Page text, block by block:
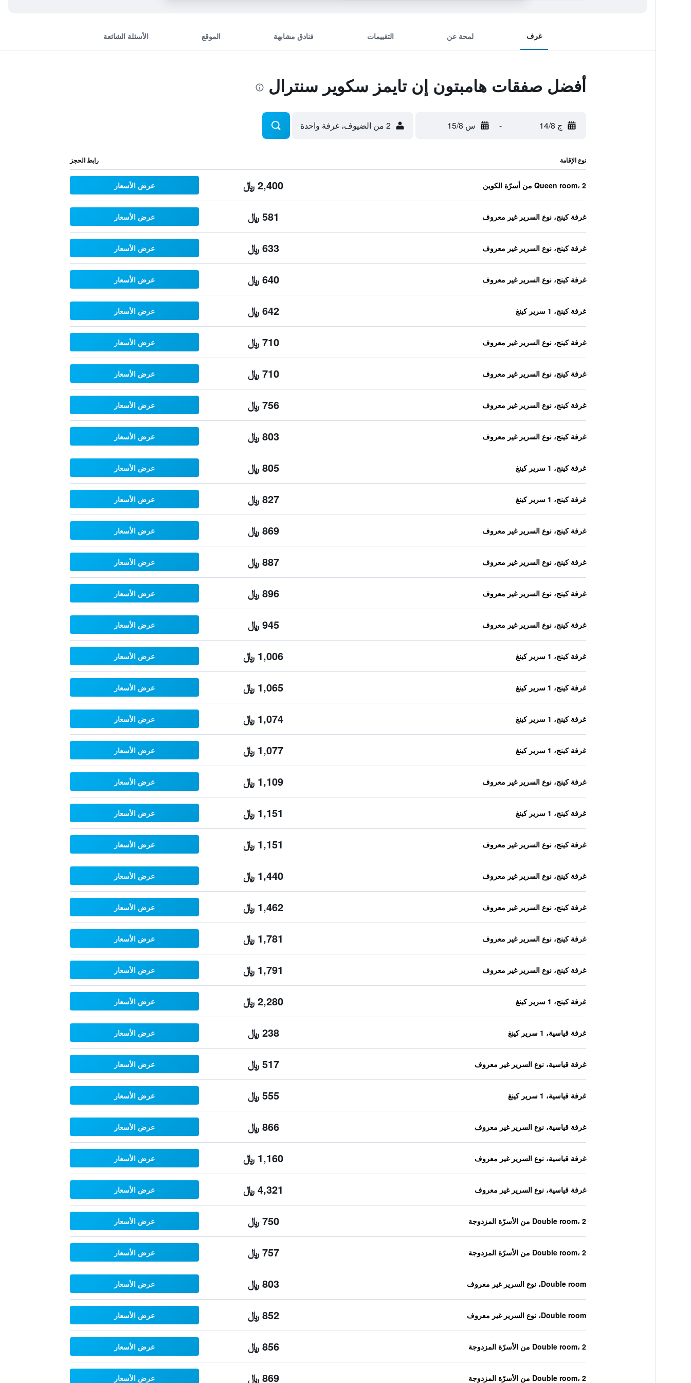
غرف لمحة عن التقييمات فنادق مشابهة الموقع الأسئلة الشائعة
أفضل صفقات هامبتون إن تايمز سكوير سنترال
ج 14/8 - س 15/8 2 من الضيوف، غرفة واحدة
نوع الإقامة رابط الحجز
Queen room، 2 من أسرّة الكوين 2,400 ﷼ عرض الأسعار
غرفة كينج، نوع السرير غير معروف 581 ﷼ عرض الأسعار
غرفة كينج، نوع السرير غير معروف 633 ﷼ عرض الأسعار
غرفة كينج، نوع السرير غير معروف 640 ﷼ عرض الأسعار
غرفة كينج، 1 سرير كينغ 642 ﷼ عرض الأسعار
غرفة كينج، نوع السرير غير معروف 710 ﷼ عرض الأسعار
غرفة كينج، نوع السرير غير معروف 710 ﷼ عرض الأسعار
غرفة كينج، نوع السرير غير معروف 756 ﷼ عرض الأسعار
غرفة كينج، نوع السرير غير معروف 803 ﷼ عرض الأسعار
غرفة كينج، 1 سرير كينغ 805 ﷼ عرض الأسعار
غرفة كينج، 1 سرير كينغ 827 ﷼ عرض الأسعار
غرفة كينج، نوع السرير غير معروف 869 ﷼ عرض الأسعار
غرفة كينج، نوع السرير غير معروف 887 ﷼ عرض الأسعار
غرفة كينج، نوع السرير غير معروف 896 ﷼ عرض الأسعار
غرفة كينج، نوع السرير غير معروف 945 ﷼ عرض الأسعار
غرفة كينج، 1 سرير كينغ 1,006 ﷼ عرض الأسعار
غرفة كينج، 1 سرير كينغ 1,065 ﷼ عرض الأسعار
غرفة كينج، 1 سرير كينغ 1,074 ﷼ عرض الأسعار
غرفة كينج، 1 سرير كينغ 1,077 ﷼ عرض الأسعار
غرفة كينج، نوع السرير غير معروف 1,109 ﷼ عرض الأسعار
غرفة كينج، 1 سرير كينغ 1,151 ﷼ عرض الأسعار
غرفة كينج، نوع السرير غير معروف 1,151 ﷼ عرض الأسعار
غرفة كينج، نوع السرير غير معروف 1,440 ﷼ عرض الأسعار
غرفة كينج، نوع السرير غير معروف 1,462 ﷼ عرض الأسعار
غرفة كينج، نوع السرير غير معروف 1,781 ﷼ عرض الأسعار
غرفة كينج، نوع السرير غير معروف 1,791 ﷼ عرض الأسعار
غرفة كينج، 1 سرير كينغ 2,280 ﷼ عرض الأسعار
غرفة قياسية، 1 سرير كينغ 238 ﷼ عرض الأسعار
غرفة قياسية، نوع السرير غير معروف 517 ﷼ عرض الأسعار
غرفة قياسية، 1 سرير كينغ 555 ﷼ عرض الأسعار
غرفة قياسية، نوع السرير غير معروف 866 ﷼ عرض الأسعار
غرفة قياسية، نوع السرير غير معروف 1,160 ﷼ عرض الأسعار
غرفة قياسية، نوع السرير غير معروف 4,321 ﷼ عرض الأسعار
Double room، 2 من الأسرّة المزدوجة 750 ﷼ عرض الأسعار
Double room، 2 من الأسرّة المزدوجة 757 ﷼ عرض الأسعار
Double room، نوع السرير غير معروف 803 ﷼ عرض الأسعار
Double room، نوع السرير غير معروف 852 ﷼ عرض الأسعار
Double room، 2 من الأسرّة المزدوجة 856 ﷼ عرض الأسعار
Double room، 2 من الأسرّة المزدوجة 869 ﷼ عرض الأسعار